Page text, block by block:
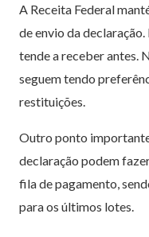
A Receita Federal
de envio da
tende a receber antes.
seguem tendo
restituições.
Outro ponto
declaração podem
fila de pagamento,
para os últimos lotes.